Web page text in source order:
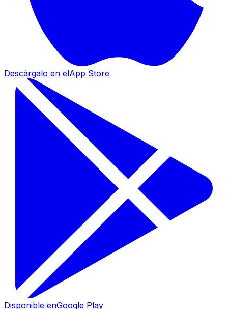
Descárgalo en elApp Store
Disponible enGoogle Play